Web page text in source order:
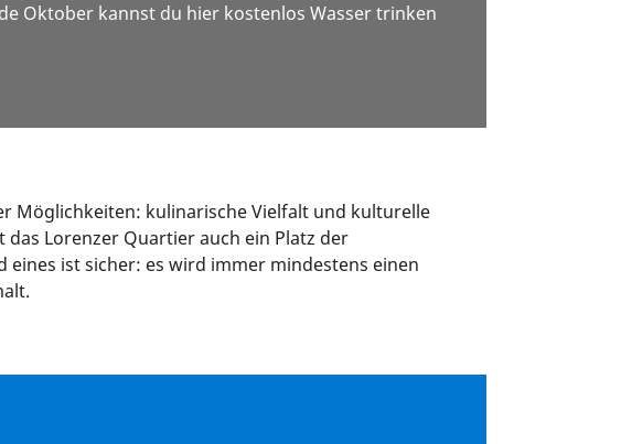
Oktober kannst du hier kostenlos Wasser trinken
Möglichkeiten: kulinarische Vielfalt und kulturelle
Lorenzer Quartier auch ein Platz der
ist sicher: es wird immer mindestens einen